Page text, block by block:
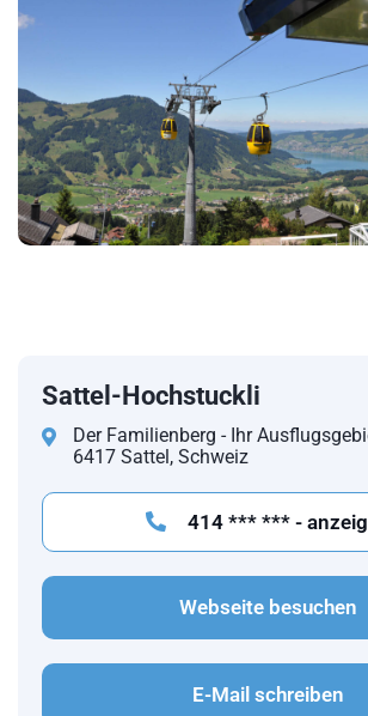
Sattel-Hochstuckli
Der Familienberg - Ihr
6417 Sattel, Schweiz
414 *** *** -
Webseite besuchen
E-Mail schreiben